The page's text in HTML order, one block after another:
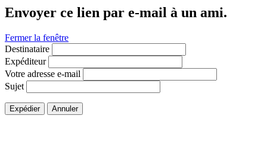
Envoyer ce lien par e-mail à un ami.
Fermer la fenêtre
Destinataire
Expéditeur
Votre adresse e-mail
Sujet
Expédier Annuler